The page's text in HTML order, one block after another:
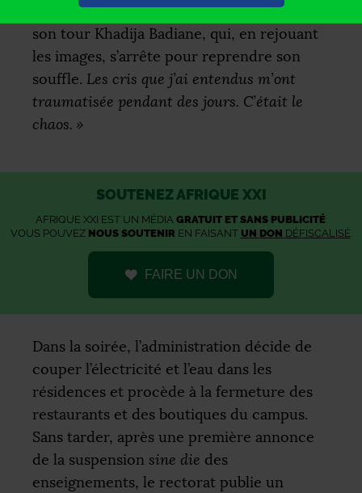
l’hôpital était plein à craquer, témoigne à
son tour Khadija Badiane, qui, en rejouant
les images, s’arrête pour reprendre son
souffle. Les cris que j’ai entendus m’ont
traumatisée pendant des jours. C’était le
chaos. »
SOUTENEZ AFRIQUE XXI
AFRIQUE XXI EST UN MÉDIA GRATUIT ET SANS PUBLICITÉ.
VOUS POUVEZ NOUS SOUTENIREN FAISANT UN DON DÉFISCALISÉ.
FAIRE UN DON
Dans la soirée, l’administration décide de
couper l’électricité et l’eau dans les
résidences et procède à la fermeture des
restaurants et des boutiques du campus.
Sans tarder, après une première annonce
de la suspension sine die des
enseignements, le rectorat publie un